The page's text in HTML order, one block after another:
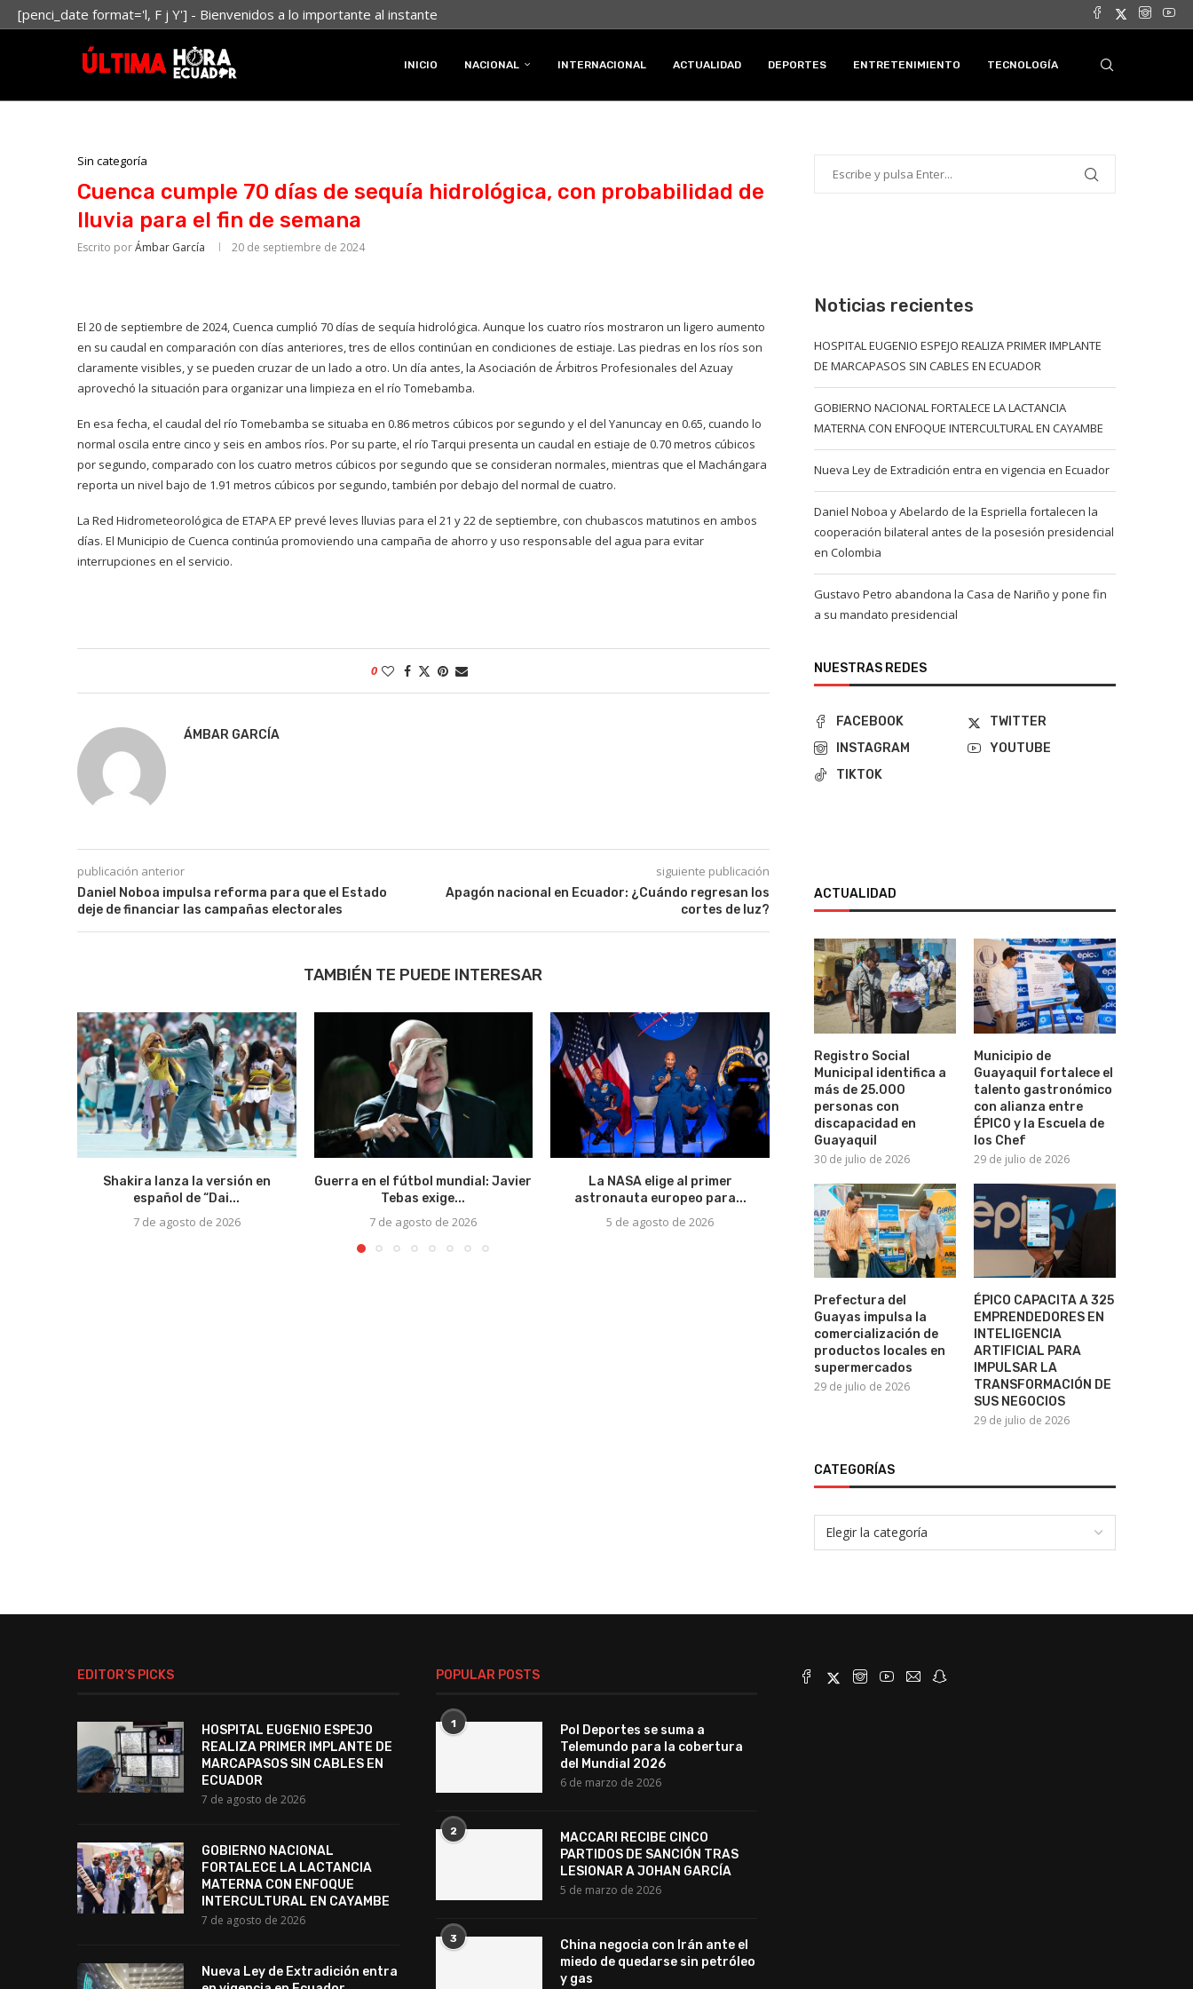
[penci_date format='l, F j Y'] - Bienvenidos a lo importante al instante
INICIO NACIONAL INTERNACIONAL ACTUALIDAD DEPORTES ENTRETENIMIENTO TECNOLOGÍA
Sin categoría
Cuenca cumple 70 días de sequía hidrológica, con probabilidad de
lluvia para el fin de semana
Escrito porÁmbar García 20 de septiembre de 2024
El 20 de septiembre de 2024, Cuenca cumplió 70 días de sequía hidrológica. Aunque los cuatro ríos mostraron un ligero aumento
en su caudal en comparación con días anteriores, tres de ellos continúan en condiciones de estiaje. Las piedras en los ríos son
claramente visibles, y se pueden cruzar de un lado a otro. Un día antes, la Asociación de Árbitros Profesionales del Azuay
aprovechó la situación para organizar una limpieza en el río Tomebamba.
En esa fecha, el caudal del río Tomebamba se situaba en 0.86 metros cúbicos por segundo y el del Yanuncay en 0.65, cuando lo
normal oscila entre cinco y seis en ambos ríos. Por su parte, el río Tarqui presenta un caudal en estiaje de 0.70 metros cúbicos
por segundo, comparado con los cuatro metros cúbicos por segundo que se consideran normales, mientras que el Machángara
reporta un nivel bajo de 1.91 metros cúbicos por segundo, también por debajo del normal de cuatro.
La Red Hidrometeorológica de ETAPA EP prevé leves lluvias para el 21 y 22 de septiembre, con chubascos matutinos en ambos
días. El Municipio de Cuenca continúa promoviendo una campaña de ahorro y uso responsable del agua para evitar
interrupciones en el servicio.
0
ÁMBAR GARCÍA
publicación anterior
Daniel Noboa impulsa reforma para que el Estado
deje de financiar las campañas electorales
siguiente publicación
Apagón nacional en Ecuador: ¿Cuándo regresan los
cortes de luz?
TAMBIÉN TE PUEDE INTERESAR
Shakira lanza la versión en
español de “Dai...
7 de agosto de 2026
Guerra en el fútbol mundial: Javier
Tebas exige...
7 de agosto de 2026
La NASA elige al primer
astronauta europeo para...
5 de agosto de 2026
¡Elton John cumple 36 años sin
beber alcohol!
30 de julio de 2026
Nicolás Maduro
nuevamente ante la
Noticias recientes
HOSPITAL EUGENIO ESPEJO REALIZA PRIMER IMPLANTE
DE MARCAPASOS SIN CABLES EN ECUADOR
GOBIERNO NACIONAL FORTALECE LA LACTANCIA
MATERNA CON ENFOQUE INTERCULTURAL EN CAYAMBE
Nueva Ley de Extradición entra en vigencia en Ecuador
Daniel Noboa y Abelardo de la Espriella fortalecen la
cooperación bilateral antes de la posesión presidencial
en Colombia
Gustavo Petro abandona la Casa de Nariño y pone fin
a su mandato presidencial
NUESTRAS REDES
FACEBOOK
TWITTER
INSTAGRAM
YOUTUBE
TIKTOK
ACTUALIDAD
Registro Social
Municipal identifica a
más de 25.000
personas con
discapacidad en
Guayaquil
30 de julio de 2026
Municipio de
Guayaquil fortalece el
talento gastronómico
con alianza entre
ÉPICO y la Escuela de
los Chef
29 de julio de 2026
Prefectura del
Guayas impulsa la
comercialización de
productos locales en
supermercados
29 de julio de 2026
ÉPICO CAPACITA A 325
EMPRENDEDORES EN
INTELIGENCIA
ARTIFICIAL PARA
IMPULSAR LA
TRANSFORMACIÓN DE
SUS NEGOCIOS
29 de julio de 2026
CATEGORÍAS
EDITOR’S PICKS
HOSPITAL EUGENIO ESPEJO
REALIZA PRIMER IMPLANTE DE
MARCAPASOS SIN CABLES EN
ECUADOR
7 de agosto de 2026
GOBIERNO NACIONAL
FORTALECE LA LACTANCIA
MATERNA CON ENFOQUE
INTERCULTURAL EN CAYAMBE
7 de agosto de 2026
Nueva Ley de Extradición entra
POPULAR POSTS
1
Pol Deportes se suma a
Telemundo para la cobertura
del Mundial 2026
6 de marzo de 2026
2
MACCARI RECIBE CINCO
PARTIDOS DE SANCIÓN TRAS
LESIONAR A JOHAN GARCÍA
5 de marzo de 2026
3
China negocia con Irán ante el
miedo de quedarse sin petróleo
y gas